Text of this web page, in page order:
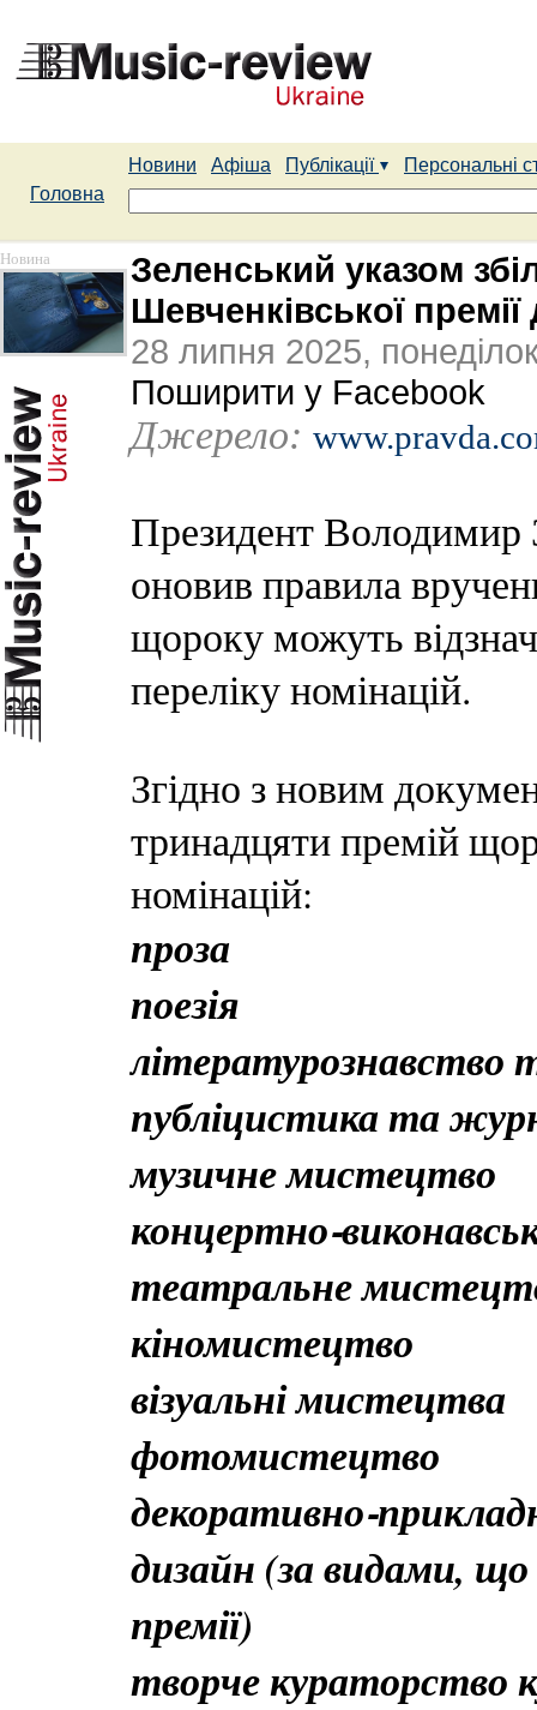
Новини Афіша Публікації
Персональні
Головна
Новина
Зеленський указом
Шевченківської премії
28 липня 2025,
Поширити у Facebook
Джерело:
Президент Володимир
оновив правила
щороку можуть
переліку номінацій.
Згідно з новим
тринадцяти премій
номінацій:
проза
поезія
публіцистика та
музичне мистецтво
театральне
кіномистецтво
візуальні мистецтва
фотомистецтво
дизайн (за видами,
премії)
творче кураторство